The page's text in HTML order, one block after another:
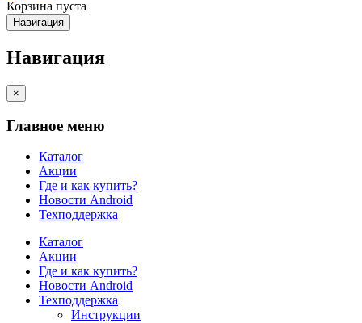
Корзина пуста
Навигация
Навигация
×
Главное меню
Каталог
Акции
Где и как купить?
Новости Android
Техподдержка
Каталог
Акции
Где и как купить?
Новости Android
Техподдержка
Инструкции